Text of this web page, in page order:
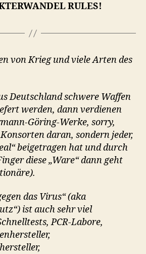
RULES!
von Krieg und viele Arten des
Deutschland schwere Waffen
werden, dann verdienen
Göring-Werke, sorry,
daran, sondern jeder,
beigetragen hat und durch
diese „Ware“ dann geht
das Virus“ (aka
ist auch sehr viel
PCR-Labore,